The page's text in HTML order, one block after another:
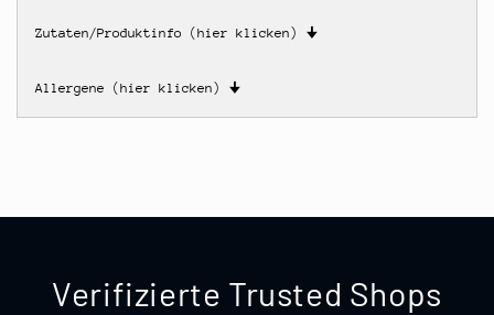
Zutaten/Produktinfo (hier klicken) 🠋
Allergene (hier klicken) 🠋
Verifizierte Trusted Shops